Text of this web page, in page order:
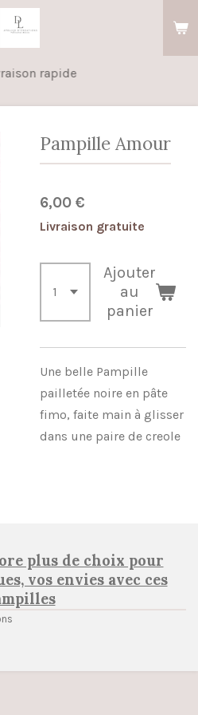
rapide
Pampille Amour
6,00 €
Livraison gratuite
Ajouter
au
panier
Une belle Pampille
pailletée noire en pâte
fimo, faite main à glisser
dans une paire de creole
plus de choix pour
vos envies avec ces